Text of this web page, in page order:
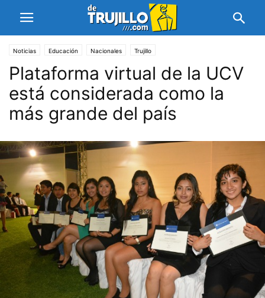
Noticias Educación Nacionales Trujillo
Plataforma virtual de la UCV
está considerada como la
más grande del país